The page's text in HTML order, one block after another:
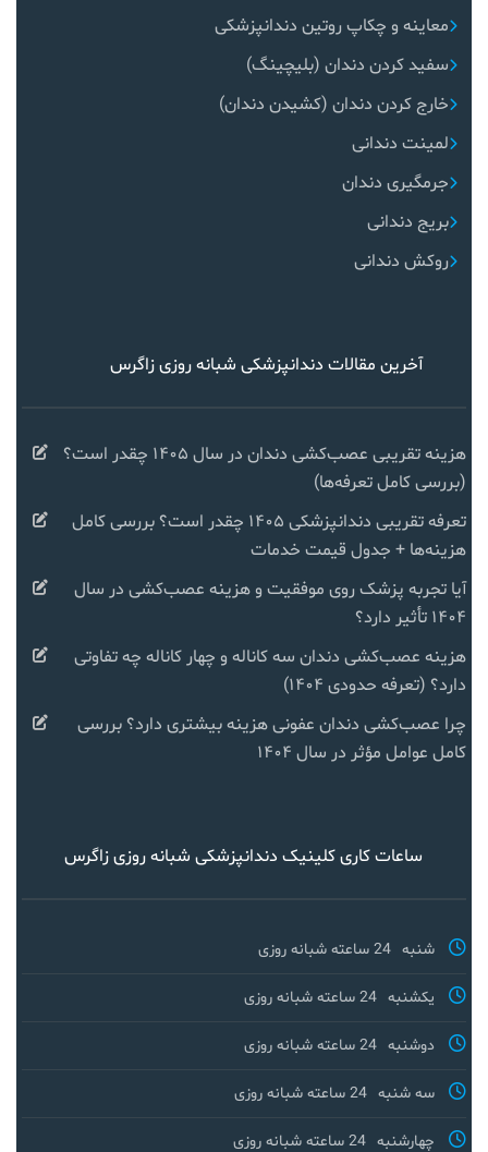
معاینه و چکاپ روتین دندانپزشکی
سفید کردن دندان (بلیچینگ)
خارج کردن دندان (کشیدن دندان)
لمینت دندانی
جرمگیری دندان
بریج دندانی
روکش دندانی
آخرین مقالات دندانپزشکی شبانه روزی زاگرس
هزینه تقریبی عصب‌کشی دندان در سال ۱۴۰۵ چقدر است؟
(بررسی کامل تعرفه‌ها)
تعرفه تقریبی دندانپزشکی ۱۴۰۵ چقدر است؟ بررسی کامل
هزینه‌ها + جدول قیمت خدمات
آیا تجربه پزشک روی موفقیت و هزینه عصب‌کشی در سال
۱۴۰۴ تأثیر دارد؟
هزینه عصب‌کشی دندان سه کاناله و چهار کاناله چه تفاوتی
دارد؟ (تعرفه حدودی ۱۴۰۴)
چرا عصب‌کشی دندان عفونی هزینه بیشتری دارد؟ بررسی
کامل عوامل مؤثر در سال ۱۴۰۴
ساعات کاری کلینیک دندانپزشکی شبانه روزی زاگرس
شنبه 24 ساعته شبانه روزی
یکشنبه 24 ساعته شبانه روزی
دوشنبه 24 ساعته شبانه روزی
سه شنبه 24 ساعته شبانه روزی
چهارشنبه 24 ساعته شبانه روزی